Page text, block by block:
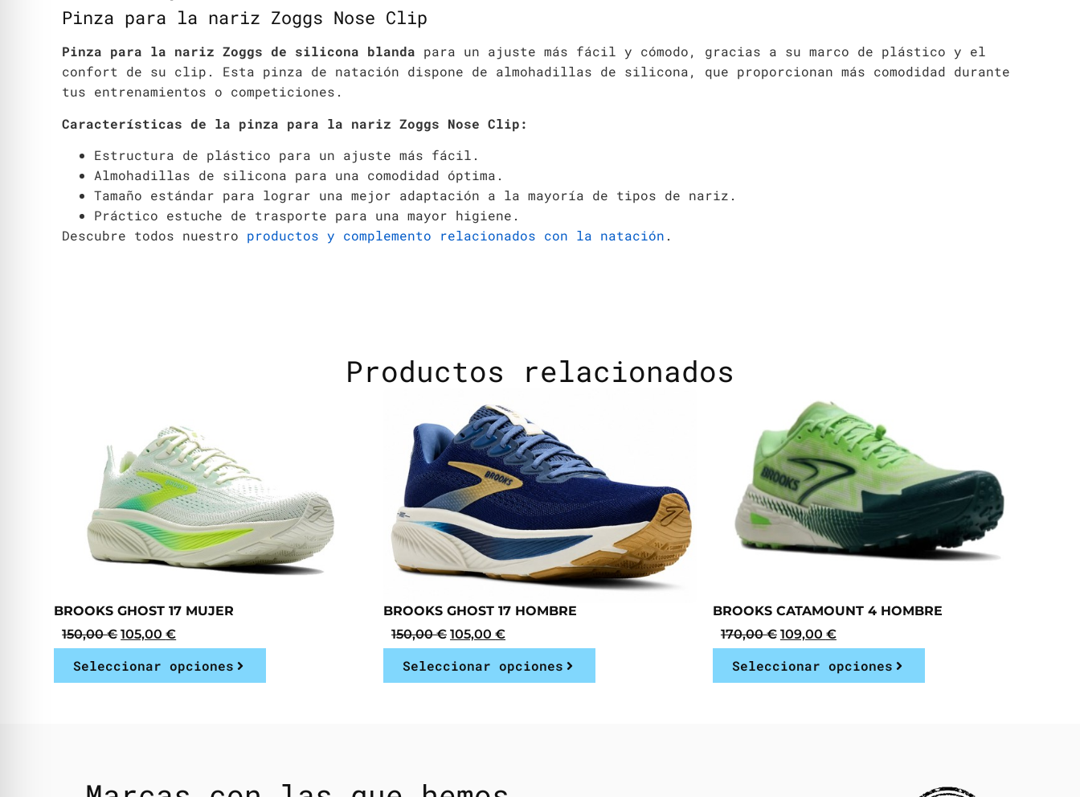
Pinza para la nariz Zoggs Nose Clip
Pinza para la nariz Zoggs de silicona blanda para un ajuste más fácil y cómodo, gracias a su marco de plástico y el
confort de su clip. Esta pinza de natación dispone de almohadillas de silicona, que proporcionan más comodidad durante
tus entrenamientos o competiciones.
Características de la pinza para la nariz Zoggs Nose Clip:
Estructura de plástico para un ajuste más fácil.
Almohadillas de silicona para una comodidad óptima.
Tamaño estándar para lograr una mejor adaptación a la mayoría de tipos de nariz.
Práctico estuche de trasporte para una mayor higiene.
Descubre todos nuestro productos y complemento relacionados con la natación .
Productos relacionados
BROOKS GHOST 17 MUJER
150,00€ 105,00€
Seleccionar opciones
BROOKS GHOST 17 HOMBRE
150,00€ 105,00€
Seleccionar opciones
BROOKS CATAMOUNT 4 HOMBRE
170,00€ 109,00 €
Seleccionar opciones